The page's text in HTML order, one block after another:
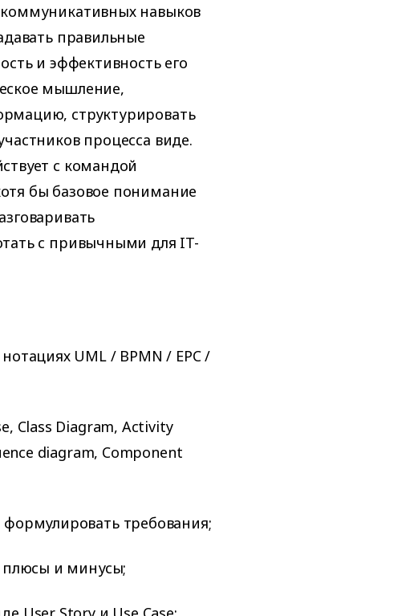
навыков
правильные
и эффективность его
мышление,
структурировать
процесса виде.
с командой
бы базовое понимание
с привычными для IT-
UML / BPMN / EPC /
Class Diagram, Activity
diagram, Component
требования;
плюсы и минусы;